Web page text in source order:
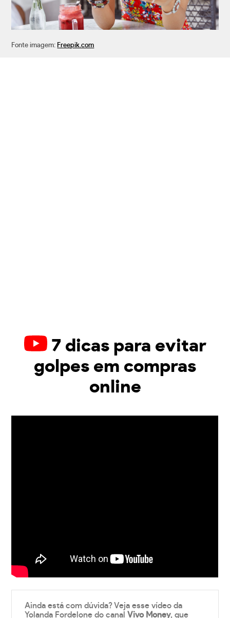
Fonte imagem: Freepik.com
7 dicas para evitar
golpes em compras
online
Ainda está com dúvida? Veja esse vídeo da
Yolanda Fordelone do canalVivo Money, que